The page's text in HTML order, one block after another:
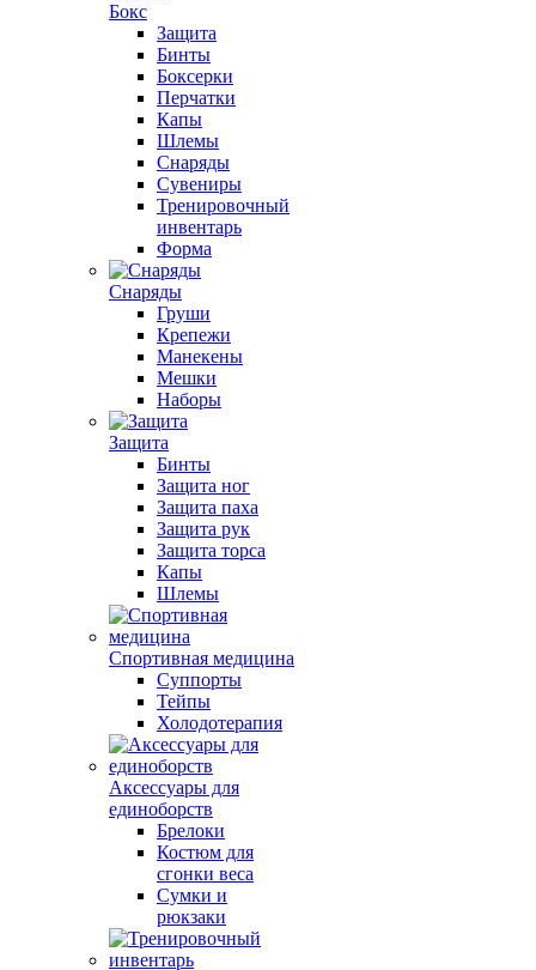
Бокс
Защита
Бинты
Боксерки
Перчатки
Капы
Шлемы
Снаряды
Сувениры
Тренировочный
инвентарь
Форма
Снаряды
Груши
Крепежи
Манекены
Мешки
Наборы
Защита
Бинты
Защита ног
Защита паха
Защита рук
Защита торса
Капы
Шлемы
Спортивная медицина
Суппорты
Тейпы
Холодотерапия
Аксессуары для
единоборств
Брелоки
Костюм для
сгонки веса
Сумки и
рюкзаки